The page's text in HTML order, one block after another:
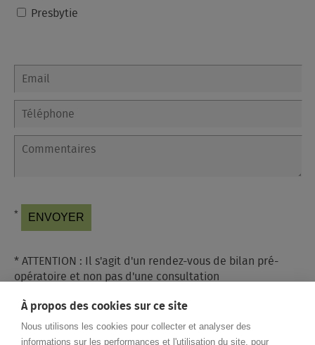
À propos des cookies sur ce site
Nous utilisons les cookies pour collecter et analyser des
informations sur les performances et l'utilisation du site, pour
Presbytie
*
* ATTENTION : Il s'agit d'un rendez-vous de bilan pré-
opératoire et non pas d'une consultation